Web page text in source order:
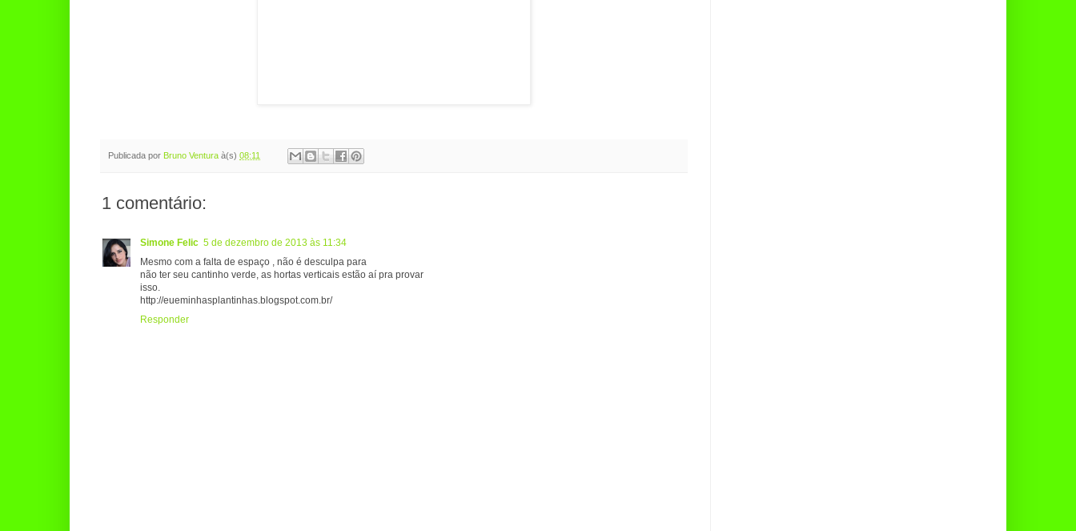
Publicada por Bruno Ventura à(s) 08:11
1 comentário:
Simone Felic 5 de dezembro de 2013 às 11:34
Mesmo com a falta de espaço , não é desculpa para
não ter seu cantinho verde, as hortas verticais estão aí pra provar
isso.
http://eueminhasplantinhas.blogspot.com.br/
Responder